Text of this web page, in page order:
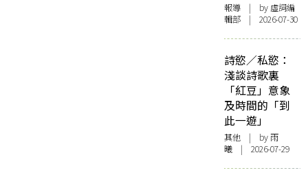
報導 | by 虛詞編
輯部 | 2026-07-30
詩慾／私慾：
淺談詩歌裏
「紅豆」意象
及時間的「到
此一遊」
其他 | by 雨
曦 | 2026-07-29